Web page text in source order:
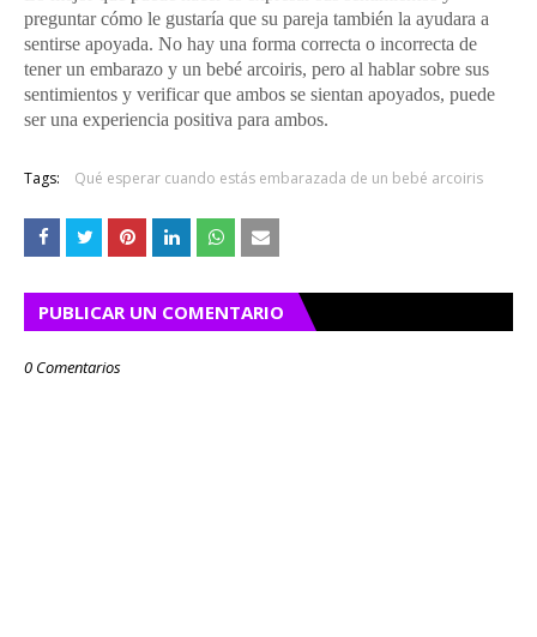
preguntar cómo le gustaría que su pareja también la ayudara a
sentirse apoyada. No hay una forma correcta o incorrecta de
tener un embarazo y un bebé arcoiris, pero al hablar sobre sus
sentimientos y verificar que ambos se sientan apoyados, puede
ser una experiencia positiva para ambos.
Tags: Qué esperar cuando estás embarazada de un bebé arcoiris
PUBLICAR UN COMENTARIO
0 Comentarios